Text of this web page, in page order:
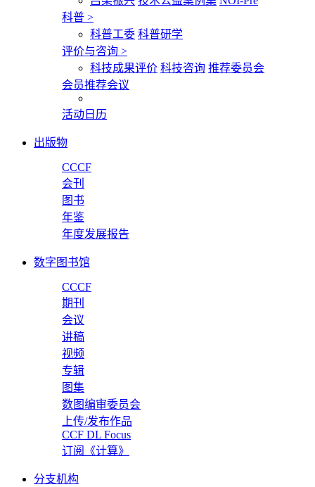
科普 >
科普工委 科普研学
评价与咨询 >
科技成果评价 科技咨询 推荐委员会
会员推荐会议
活动日历
出版物
CCCF
会刊
图书
年鉴
年度发展报告
数字图书馆
CCCF
期刊
会议
讲稿
视频
专辑
图集
数图编审委员会
上传/发布作品
CCF DL Focus
订阅《计算》
分支机构